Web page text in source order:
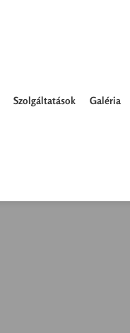
Szolgáltatások Galéria